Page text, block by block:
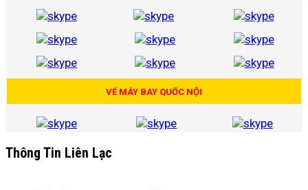
VÉ MÁY BAY QUỐC NỘI
Thông Tin Liên Lạc